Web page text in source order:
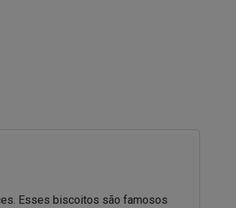
Esses biscoitos são famosos